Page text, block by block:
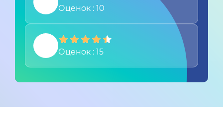
Оценок : 10
Оценок : 15